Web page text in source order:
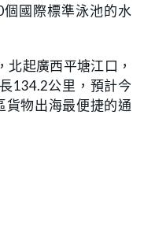
國際標準泳池的水
起廣西平塘江口，
134.2公里，預計今
貨物出海最便捷的通